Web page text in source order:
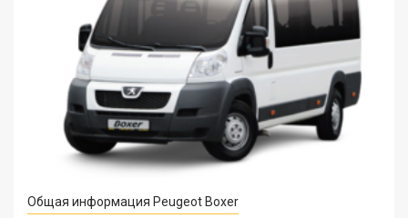
Общая информация Peugeot Boxer